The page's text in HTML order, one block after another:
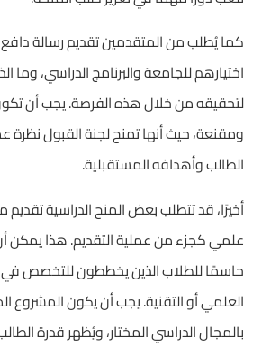
كما يُطلب من المتقدمين تقديم رسالة
اختيارهم للجامعة والبرنامج الدراسي،
لتحقيقه من خلال هذه الفرصة. يجب أن
ومقنعة، حيث أنها تمنح لجنة القبول
الطالب وأهدافه المستقبلية.
أخيرًا، قد تتطلب بعض المنح الدراسية
علمي كجزء من عملية التقديم. هذا يمكن
حاسمًا للطلاب الذين يخططون للتخصص في
العلمي أو التقنية. يجب أن يكون المشروع
بالمجال الدراسي المختار، ويُظهر قدرة